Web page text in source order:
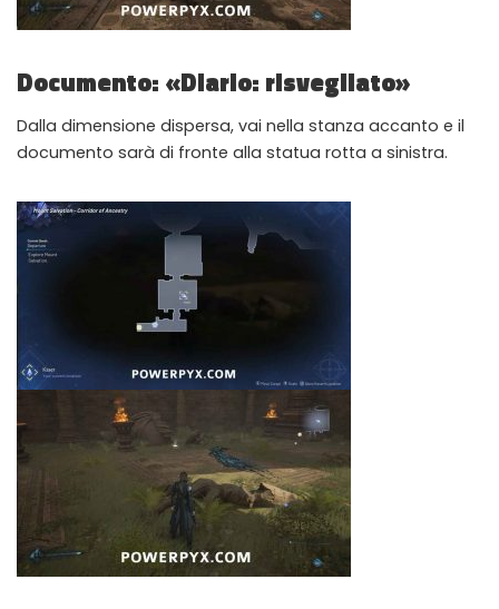
Documento: «Diario: risvegliato»
Dalla dimensione dispersa, vai nella stanza accanto e il
documento sarà di fronte alla statua rotta a sinistra.